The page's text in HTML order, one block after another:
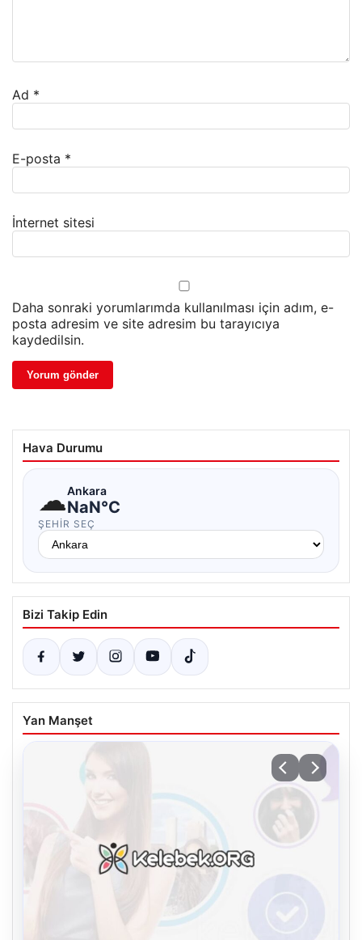
Ad *
E-posta *
İnternet sitesi
Daha sonraki yorumlarımda kullanılması için adım, e-
posta adresim ve site adresim bu tarayıcıya
kaydedilsin.
Hava Durumu
☁Ankara
NaN°C
ŞEHIR SEÇ
Bizi Takip Edin
Yan Manşet